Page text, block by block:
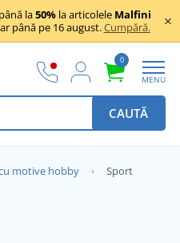
până la50% la articolele Malfini
până pe 16 august.Cumpără.
0
MENU
CAUTĂ
motive hobby Sport